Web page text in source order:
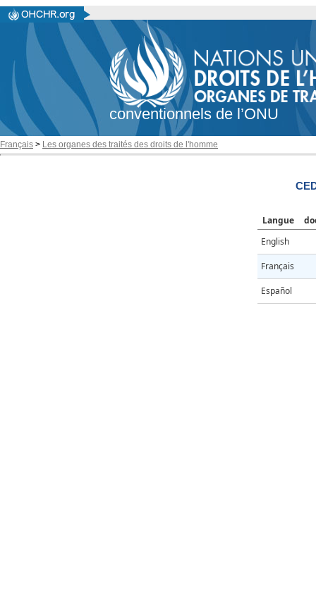
conventionnels de l’ONU
Français > Les organes des traités des droits de l'homme
Langue
English
Français
Español